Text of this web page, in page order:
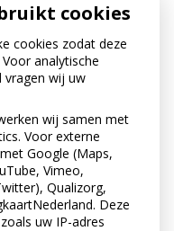
9.00 uur
cookies
cookies zodat deze
analytische
vragen wij uw
wij samen met
Voor externe
Google (Maps,
Vimeo,
Qualizorg,
Deze
uw IP-adres